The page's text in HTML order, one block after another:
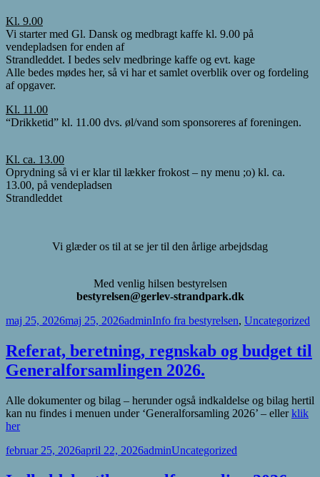
Kl. 9.00
Vi starter med Gl. Dansk og medbragt kaffe kl. 9.00 på
vendepladsen for enden af
Strandleddet. I bedes selv medbringe kaffe og evt. kage
Alle bedes mødes her, så vi har et samlet overblik over og fordeling
af opgaver.
Kl. 11.00
“Drikketid” kl. 11.00 dvs. øl/vand som sponsoreres af foreningen.
Kl. ca. 13.00
Oprydning så vi er klar til lækker frokost – ny menu ;o) kl. ca.
13.00, på vendepladsen
Strandleddet
Vi glæder os til at se jer til den årlige arbejdsdag
Med venlig hilsen bestyrelsen
bestyrelsen@gerlev-strandpark.dk
Udgivet
maj 25, 2026maj 25, 2026Forfatter
adminKategorier
Info fra bestyrelsen, Uncategorized
Referat, beretning, regnskab og budget til
Generalforsamlingen 2026.
Alle dokumenter og bilag – herunder også indkaldelse og bilag hertil
kan nu findes i menuen under ‘Generalforsamling 2026’ – ellerklik
her
Udgivet
februar 25, 2026april 22, 2026Forfatter
adminKategorier
Uncategorized